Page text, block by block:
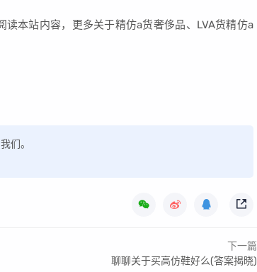
本站内容，更多关于精仿a货奢侈品、LVA货精仿a
们。
下一篇
聊聊关于买高仿鞋好么(答案揭晓)